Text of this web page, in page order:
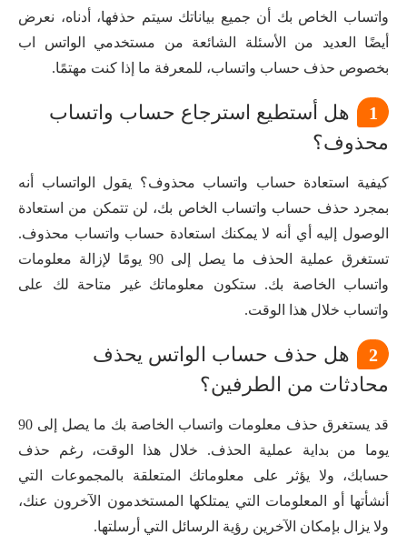
واتساب الخاص بك أن جميع بياناتك سيتم حذفها، أدناه، نعرض
أيضًا العديد من الأسئلة الشائعة من مستخدمي الواتس اب
بخصوص حذف حساب واتساب، للمعرفة ما إذا كنت مهتمًا.
1
هل أستطيع استرجاع حساب واتساب
محذوف؟
كيفية استعادة حساب واتساب محذوف؟ يقول الواتساب أنه
بمجرد حذف حساب واتساب الخاص بك، لن تتمكن من استعادة
الوصول إليه أي أنه لا يمكنك استعادة حساب واتساب محذوف.
تستغرق عملية الحذف ما يصل إلى 90 يومًا لإزالة معلومات
واتساب الخاصة بك. ستكون معلوماتك غير متاحة لك على
واتساب خلال هذا الوقت.
2
هل حذف حساب الواتس يحذف
محادثات من الطرفين؟
قد يستغرق حذف معلومات واتساب الخاصة بك ما يصل إلى 90
يوما من بداية عملية الحذف. خلال هذا الوقت، رغم حذف
حسابك، ولا يؤثر على معلوماتك المتعلقة بالمجموعات التي
أنشأتها أو المعلومات التي يمتلكها المستخدمون الآخرون عنك،
ولا يزال بإمكان الآخرين رؤية الرسائل التي أرسلتها.